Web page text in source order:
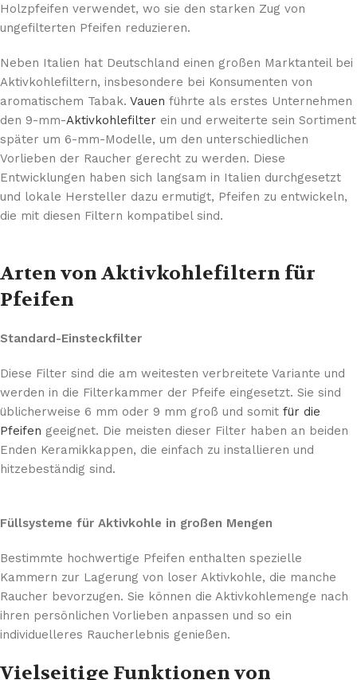
Holzpfeifen verwendet, wo sie den starken Zug von
ungefilterten Pfeifen reduzieren.
Neben Italien hat Deutschland einen großen Marktanteil bei
Aktivkohlefiltern, insbesondere bei Konsumenten von
aromatischem Tabak. Vauen führte als erstes Unternehmen
den 9-mm-Aktivkohlefilter ein und erweiterte sein Sortiment
später um 6-mm-Modelle, um den unterschiedlichen
Vorlieben der Raucher gerecht zu werden. Diese
Entwicklungen haben sich langsam in Italien durchgesetzt
und lokale Hersteller dazu ermutigt, Pfeifen zu entwickeln,
die mit diesen Filtern kompatibel sind.
Arten von Aktivkohlefiltern für
Pfeifen
Standard-Einsteckfilter
Diese Filter sind die am weitesten verbreitete Variante und
werden in die Filterkammer der Pfeife eingesetzt. Sie sind
üblicherweise 6 mm oder 9 mm groß und somit für die
Pfeifen geeignet. Die meisten dieser Filter haben an beiden
Enden Keramikkappen, die einfach zu installieren und
hitzebeständig sind.
Füllsysteme für Aktivkohle in großen Mengen
Bestimmte hochwertige Pfeifen enthalten spezielle
Kammern zur Lagerung von loser Aktivkohle, die manche
Raucher bevorzugen. Sie können die Aktivkohlemenge nach
ihren persönlichen Vorlieben anpassen und so ein
individuelleres Raucherlebnis genießen.
Vielseitige Funktionen von